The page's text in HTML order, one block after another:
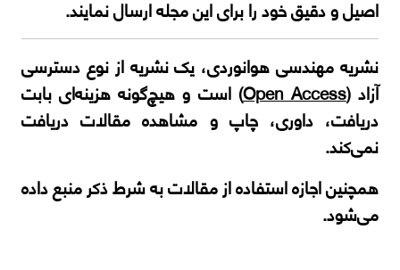
اصیل و دقیق خود را برای این مجله ارسال نمایند.
نشریه مهندسی هوانوردی، یک نشریه از نوع دسترسی
آزاد(
Open Access) است و هیچ‌گونه هزینه‌ای بابت
دریافت، داوری، چاپ و مشاهده مقالات دریافت
نمی‌کند.
همچنین اجازه استفاده از مقالات به شرط ذکر منبع داده
می‌شود.